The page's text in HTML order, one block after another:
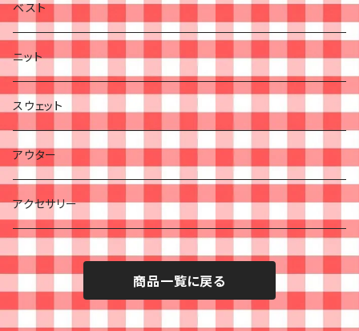
ベスト
ニット
スウェット
アウター
アクセサリー
商品一覧に戻る